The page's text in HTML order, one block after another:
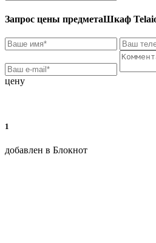
Запрос цены предметаШкаф
цену
1
добавлен в Блокнот